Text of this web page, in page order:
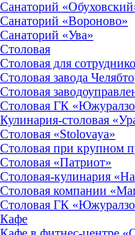
Санаторий
Санаторий «Вороново»
Санаторий «Ува»
Столовая
Столовая для
Столовая завода
Столовая
Столовая ГК
Кулинария-столовая
Столовая «Stolovaya»
Столовая при крупном
Столовая «Патриот»
Столовая-кулинария
Столовая компании
Столовая ГК
Кафе